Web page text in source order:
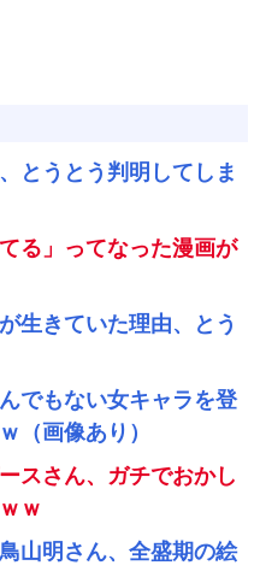
とうとう判明してしま
る」ってなった漫画が
生きていた理由、とう
でもない女キャラを登
（画像あり）
スさん、ガチでおかし
ｗ
山明さん、全盛期の絵